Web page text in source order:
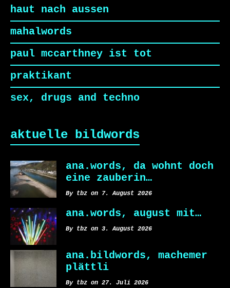
haut nach aussen
mahalwords
paul mccarthney ist tot
praktikant
sex, drugs and techno
aktuelle bildwords
ana.words, da wohnt doch
eine zauberin…
By tbz on 7. August 2026
ana.words, august mit…
By tbz on 3. August 2026
ana.bildwords, machemer
plättli
By tbz on 27. Juli 2026